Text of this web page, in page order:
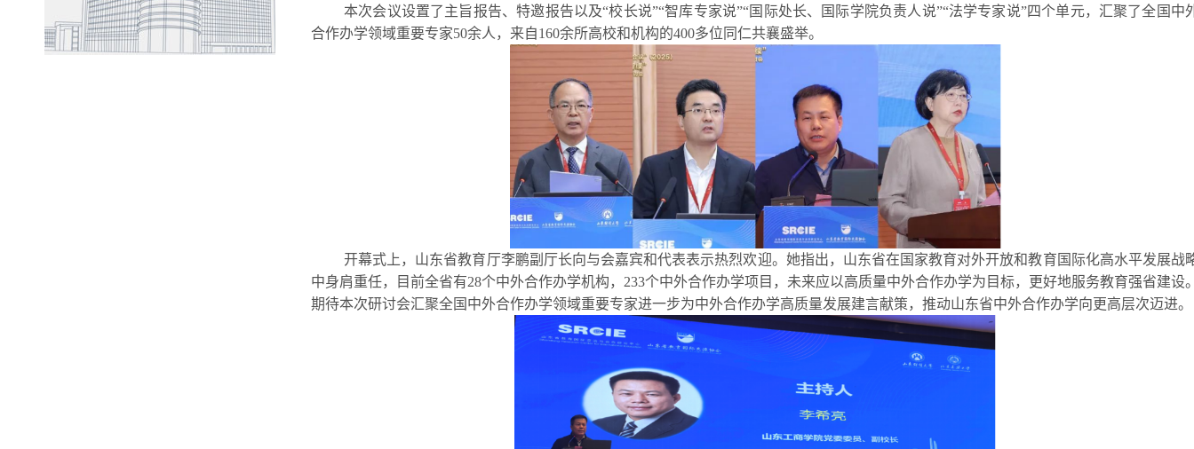
本次会议设置了主旨报告、特邀报告以及“校长说”“智库专家说”“国际处长、国际学院负责人说”“法学专家说”四个单元，汇聚了全国中
合作办学领域重要专家50余人，来自160余所高校和机构的400多位同仁共襄盛举。
开幕式上， 山东省教育厅李鹏副厅长向与会嘉宾和代表表示热烈欢迎。她指出，山东省在国家教育对外开放和教育国际化高水平发展战
中身肩重任，目前全省有28个中外合作办学机构， 233个中外合作办学项目， 未来应以高质量中外合作办学为目标，更好地服务教育强省建设
期待本次研讨会汇聚全国中外合作办学领域重要专家进一步为中外合作办学高质量发展建言献策，推动山东省中外合作办学向更高层次迈进。